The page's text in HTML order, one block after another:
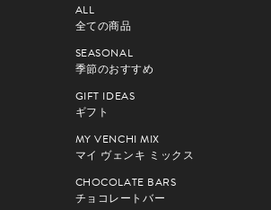
ALL
全ての商品
SEASONAL
季節のおすすめ
GIFT IDEAS
ギフト
MY VENCHI MIX
マイ ヴェンキ ミックス
CHOCOLATE BARS
チョコレートバー